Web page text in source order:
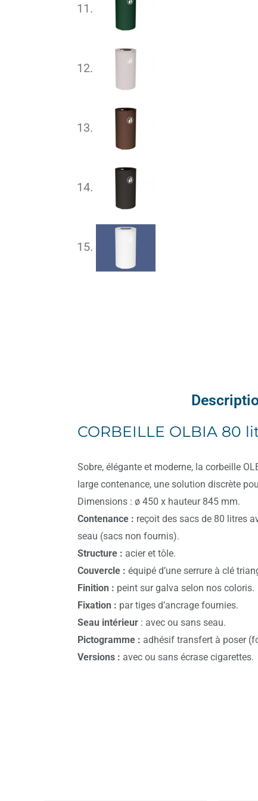
CORBEILLE OLBIA 80
Sobre, élégante et moderne, la corbeille
large contenance, une solution discrète
Dimensions : ø 450 x hauteur 845 mm.
Contenance : reçoit des sacs de 80 litres
seau (sacs non fournis).
Structure : acier et tôle.
Couvercle : équipé d’une serrure à clé
Finition : peint sur galva selon nos coloris.
Fixation : par tiges d’ancrage fournies.
Seau intérieur : avec ou sans seau.
Pictogramme : adhésif transfert à poser
Versions : avec ou sans écrase cigarettes.